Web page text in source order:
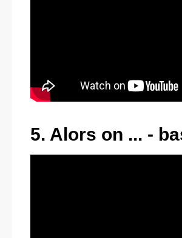
5. Alors on ... -